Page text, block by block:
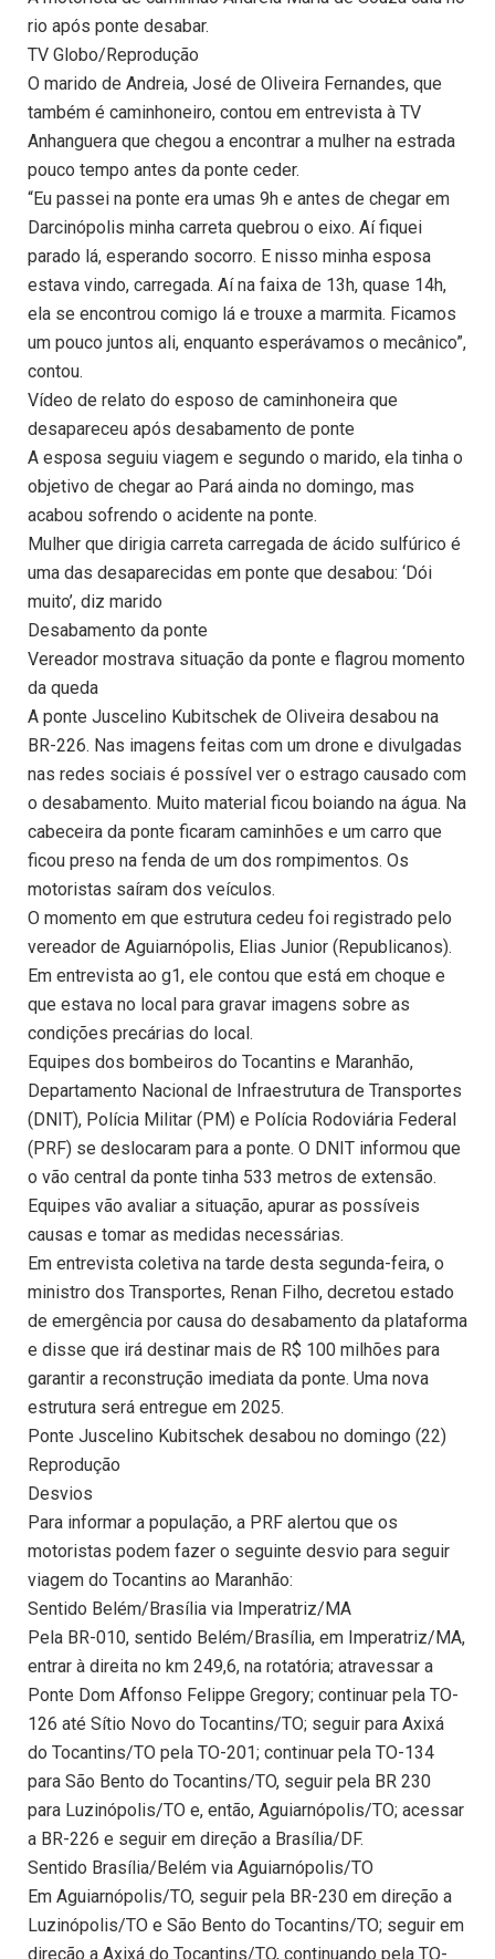
rio após ponte desabar.
TV Globo/Reprodução
O marido de Andreia, José de Oliveira Fernandes, que
também é caminhoneiro, contou em entrevista à TV
Anhanguera que chegou a encontrar a mulher na estrada
pouco tempo antes da ponte ceder.
“Eu passei na ponte era umas 9h e antes de chegar em
Darcinópolis minha carreta quebrou o eixo. Aí fiquei
parado lá, esperando socorro. E nisso minha esposa
estava vindo, carregada. Aí na faixa de 13h, quase 14h,
ela se encontrou comigo lá e trouxe a marmita. Ficamos
um pouco juntos ali, enquanto esperávamos o mecânico”,
contou.
Vídeo de relato do esposo de caminhoneira que
desapareceu após desabamento de ponte
A esposa seguiu viagem e segundo o marido, ela tinha o
objetivo de chegar ao Pará ainda no domingo, mas
acabou sofrendo o acidente na ponte.
Mulher que dirigia carreta carregada de ácido sulfúrico é
uma das desaparecidas em ponte que desabou: ‘Dói
muito’, diz marido
Desabamento da ponte
Vereador mostrava situação da ponte e flagrou momento
da queda
A ponte Juscelino Kubitschek de Oliveira desabou na
BR-226. Nas imagens feitas com um drone e divulgadas
nas redes sociais é possível ver o estrago causado com
o desabamento. Muito material ficou boiando na água. Na
cabeceira da ponte ficaram caminhões e um carro que
ficou preso na fenda de um dos rompimentos. Os
motoristas saíram dos veículos.
O momento em que estrutura cedeu foi registrado pelo
vereador de Aguiarnópolis, Elias Junior (Republicanos).
Em entrevista ao g1, ele contou que está em choque e
que estava no local para gravar imagens sobre as
condições precárias do local.
Equipes dos bombeiros do Tocantins e Maranhão,
Departamento Nacional de Infraestrutura de Transportes
(DNIT), Polícia Militar (PM) e Polícia Rodoviária Federal
(PRF) se deslocaram para a ponte. O DNIT informou que
o vão central da ponte tinha 533 metros de extensão.
Equipes vão avaliar a situação, apurar as possíveis
causas e tomar as medidas necessárias.
Em entrevista coletiva na tarde desta segunda-feira, o
ministro dos Transportes, Renan Filho, decretou estado
de emergência por causa do desabamento da plataforma
e disse que irá destinar mais de R$ 100 milhões para
garantir a reconstrução imediata da ponte. Uma nova
estrutura será entregue em 2025.
Ponte Juscelino Kubitschek desabou no domingo (22)
Reprodução
Desvios
Para informar a população, a PRF alertou que os
motoristas podem fazer o seguinte desvio para seguir
viagem do Tocantins ao Maranhão:
Sentido Belém/Brasília via Imperatriz/MA
Pela BR-010, sentido Belém/Brasília, em Imperatriz/MA,
entrar à direita no km 249,6, na rotatória; atravessar a
Ponte Dom Affonso Felippe Gregory; continuar pela TO-
126 até Sítio Novo do Tocantins/TO; seguir para Axixá
do Tocantins/TO pela TO-201; continuar pela TO-134
para São Bento do Tocantins/TO, seguir pela BR 230
para Luzinópolis/TO e, então, Aguiarnópolis/TO; acessar
a BR-226 e seguir em direção a Brasília/DF.
Sentido Brasília/Belém via Aguiarnópolis/TO
Em Aguiarnópolis/TO, seguir pela BR-230 em direção a
Luzinópolis/TO e São Bento do Tocantins/TO; seguir em
direção a Axixá do Tocantins/TO, continuando pela TO-